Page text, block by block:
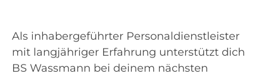
Als inhabergeführter Personaldienstleister
mit langjähriger Erfahrung unterstützt dich
BS Wassmann bei deinem nächsten